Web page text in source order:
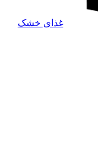
غذای خشک